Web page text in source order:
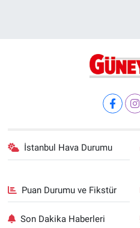
İstanbul Hava Durumu
Puan Durumu ve Fikstür
Son Dakika Haberleri